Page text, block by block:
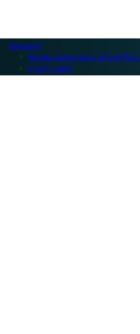
Контакти
Форма зворотного зв’язку
Статті сайту
Про